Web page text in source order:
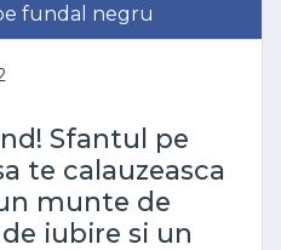
fundal negru
Sfantul pe
te calauzeasca
munte de
iubire si un